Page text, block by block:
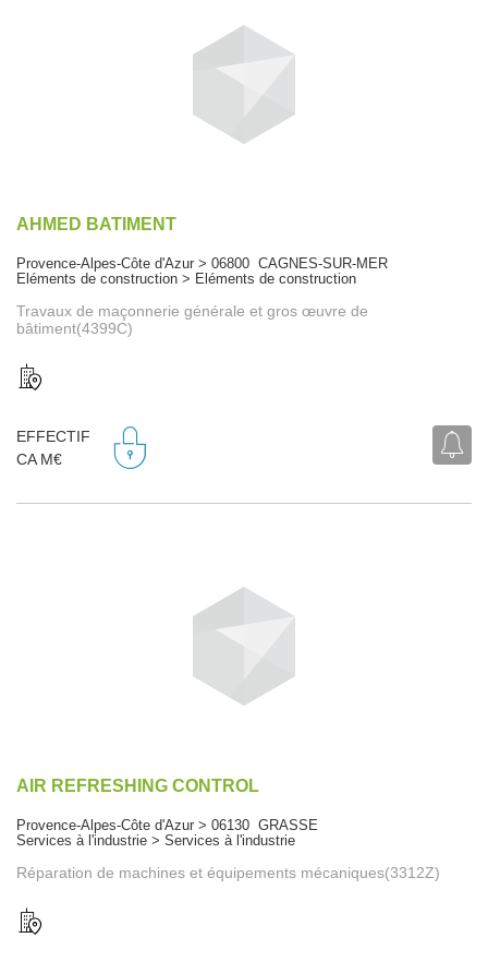
AHMED BATIMENT
Provence-Alpes-Côte d'Azur > 06800 CAGNES-SUR-MER
Eléments de construction > Eléments de construction
Travaux de maçonnerie générale et gros œuvre de
bâtiment(4399C)
EFFECTIF
CA M€
AIR REFRESHING CONTROL
Provence-Alpes-Côte d'Azur > 06130 GRASSE
Services à l'industrie > Services à l'industrie
Réparation de machines et équipements mécaniques(3312Z)